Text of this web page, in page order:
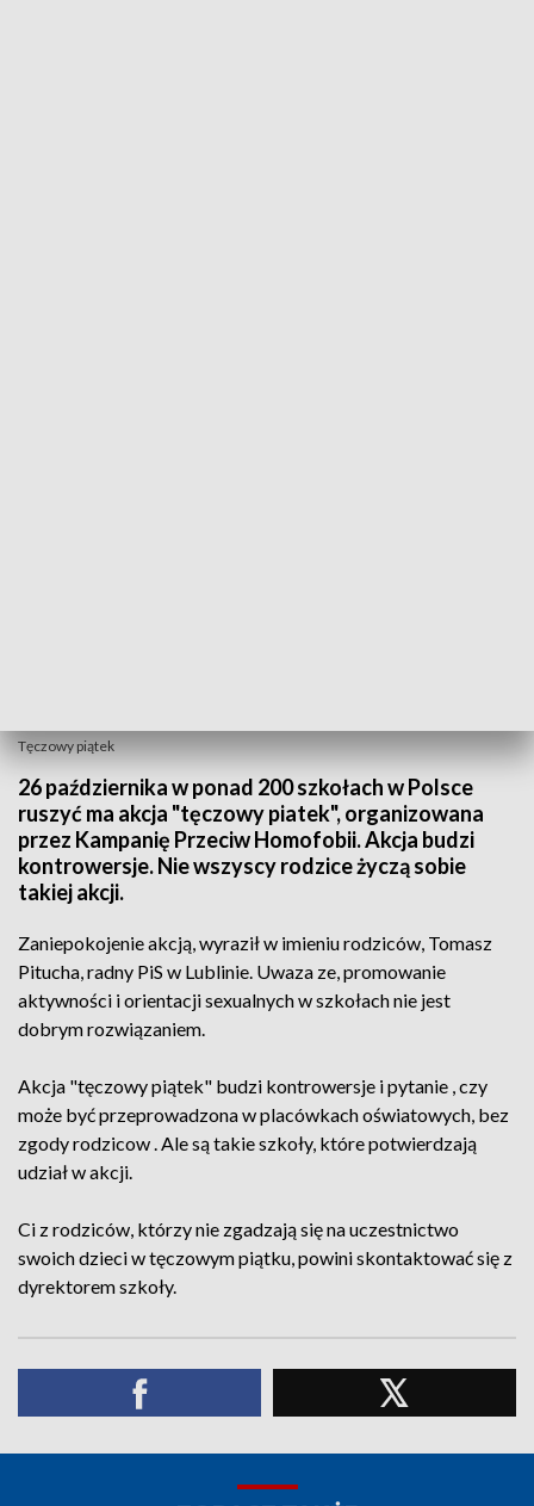
Tęczowy piątek
26 października w ponad 200 szkołach w Polsce
ruszyć ma akcja "tęczowy piatek", organizowana
przez Kampanię Przeciw Homofobii. Akcja budzi
kontrowersje. Nie wszyscy rodzice życzą sobie
takiej akcji.
Zaniepokojenie akcją, wyraził w imieniu rodziców, Tomasz
Pitucha, radny PiS w Lublinie. Uwaza ze, promowanie
aktywności i orientacji sexualnych w szkołach nie jest
dobrym rozwiązaniem.
Akcja "tęczowy piątek" budzi kontrowersje i pytanie , czy
może być przeprowadzona w placówkach oświatowych, bez
zgody rodzicow . Ale są takie szkoły, które potwierdzają
udział w akcji.
Ci z rodziców, którzy nie zgadzają się na uczestnictwo
swoich dzieci w tęczowym piątku, powini skontaktować się z
dyrektorem szkoły.